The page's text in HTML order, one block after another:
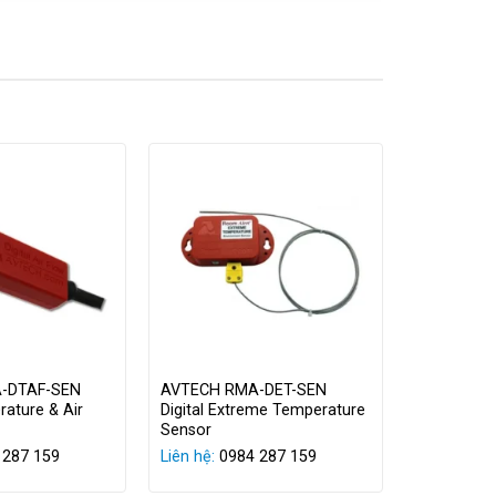
F3400
dây điện thoại, hỗ trợ giao thức PPP, đảm
cảnh báo khẩn cấp và báo động qua đường dây
gặp sự cố hoặc ngừng hoạt động.
DTAF-SEN
& Air
159
AVTECH RMA-DET-SEN
Digital Extreme Temperature
Sensor
Liên hệ: 0984 287 159